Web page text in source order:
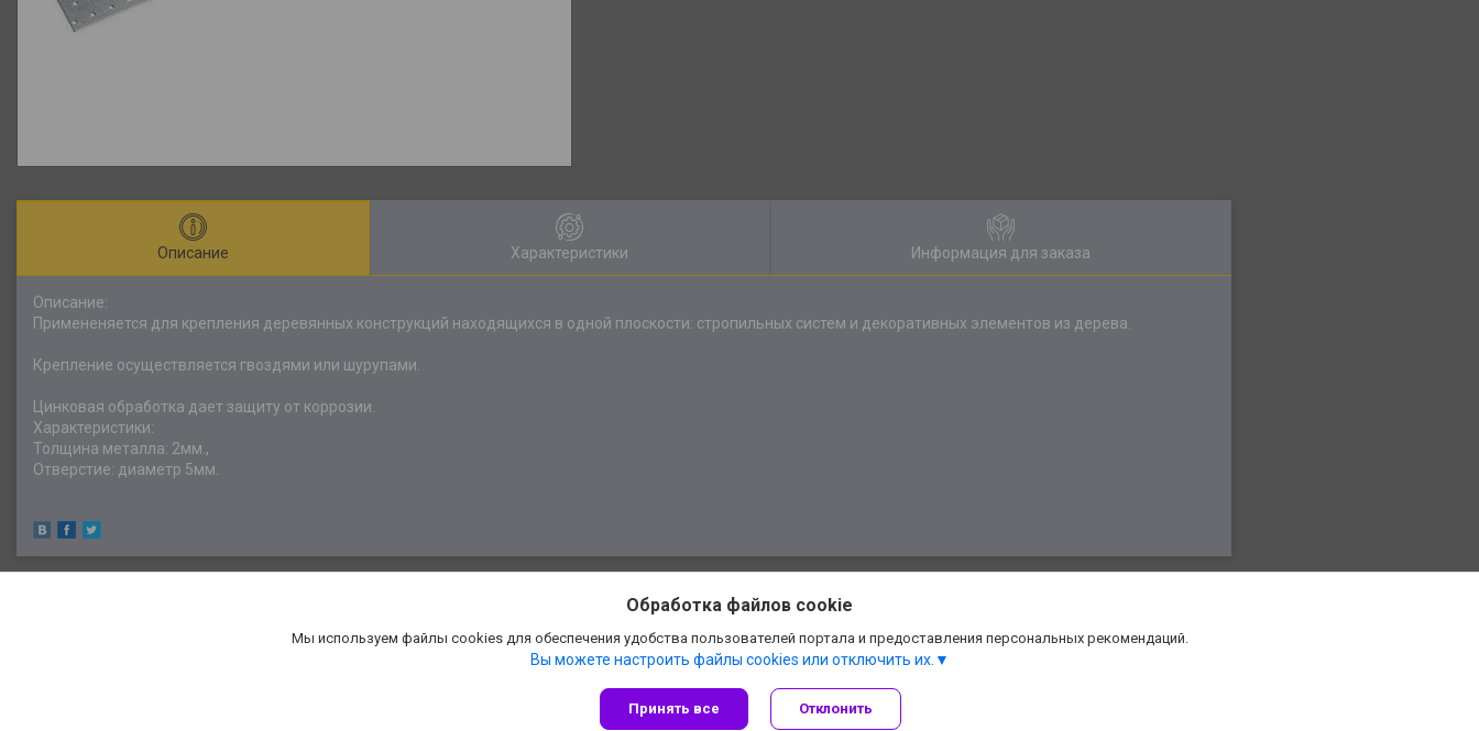
Описание Характеристики Информация для заказа
Описание:
Примененяется для крепления деревянных конструкций находящихся в одной плоскости: стропильных систем и декоративных элементов из дерева.
Крепление осуществляется гвоздями или шурупами.
Цинковая обработка дает защиту от коррозии.
Характеристики:
Толщина металла: 2мм.,
Отверстие: диаметр 5мм.
Сайт создан на платформе Deal.by
Обработка файлов cookie
Мы используем файлы cookies для обеспечения удобства пользователей портала и предоставления персональных рекомендаций.
Вы можете настроить файлы cookies или отключить их.
Принять все Отклонить